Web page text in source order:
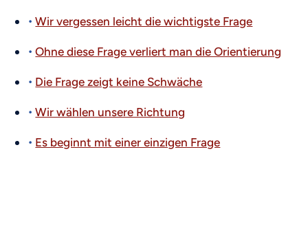
Wir vergessen leicht die wichtigste Frage
Ohne diese Frage verliert man die Orientierung
Die Frage zeigt keine Schwäche
Wir wählen unsere Richtung
Es beginnt mit einer einzigen Frage